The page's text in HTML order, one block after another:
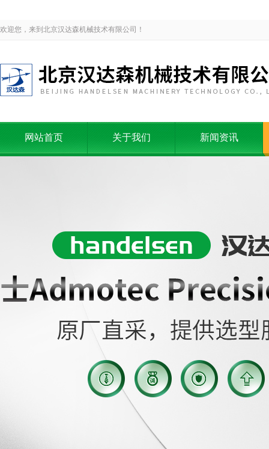
欢迎您，来到北京汉达森机械技术有限公司！
网站首页 关于我们 新闻资讯